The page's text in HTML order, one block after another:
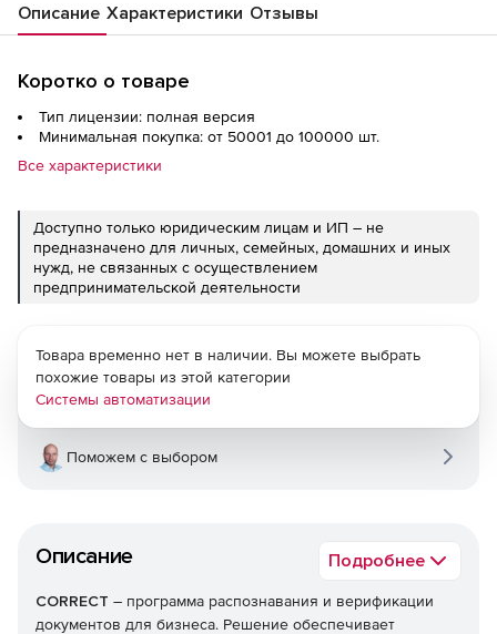
Описание Характеристики Отзывы
Коротко о товаре
Тип лицензии: полная версия
Минимальная покупка: от 50001 до 100000 шт.
Все характеристики
Доступно только юридическим лицам и ИП – не
предназначено для личных, семейных, домашних и иных
нужд, не связанных с осуществлением
предпринимательской деятельности
Описание Подробнее
CORRECT – программа распознавания и верификации
документов для бизнеса. Решение обеспечивает
Товара временно нет в наличии. Вы можете выбрать
похожие товары из этой категории
Системы автоматизации
Поможем с выбором